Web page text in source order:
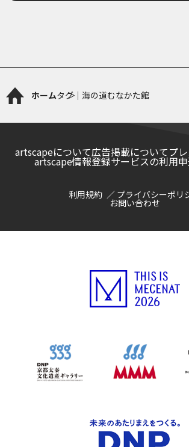
ホームタグ｜海の道むなかた館
artscapeについて広告掲載についてプ
artscape情報登録サービスの利用
利用規約 プライバシーポリ
お問い合わせ